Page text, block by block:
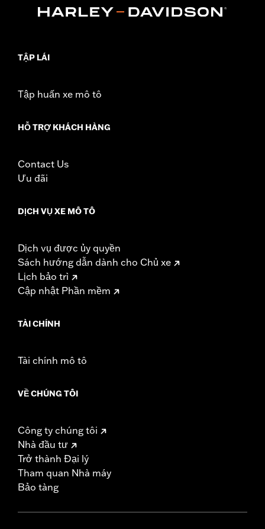
WARRANTY:1 year limited warranty – Go towww.h-
compliant for sale and use on all applicable vehicles,
including those that are pollution controlled. See Genuine
Accessories catalog for fitment information. Screamin’
Eagle Performance products are intended for the
TẬP LÁI
Tập huấn xe mô tô
HỖ TRỢ KHÁCH HÀNG
Contact Us
Ưu đãi
DỊCH VỤ XE MÔ TÔ
Dịch vụ được ủy quyền
Sách hướng dẫn dành cho Chủ xe
Lịch bảo trì
Cập nhật Phần mềm
TÀI CHÍNH
Tài chính mô tô
VỀ CHÚNG TÔI
Công ty chúng tôi
Nhà đầu tư
Trở thành Đại lý
Tham quan Nhà máy
Bảo tàng